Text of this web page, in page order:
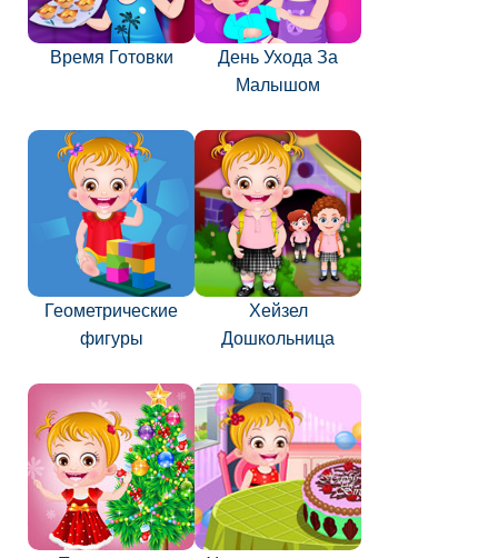
Время Готовки
День Ухода За
Малышом
Геометрические
фигуры
Хейзел
Дошкольница